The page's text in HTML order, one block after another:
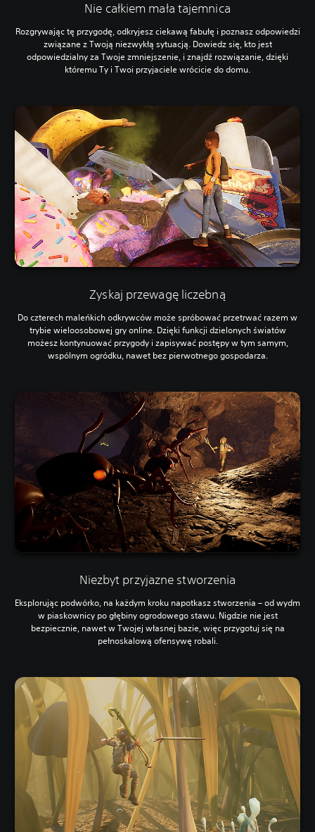
Nie całkiem mała tajemnica
Rozgrywając tę przygodę, odkryjesz ciekawą fabułę i poznasz odpowiedzi
związane z Twoją niezwykłą sytuacją. Dowiedz się, kto jest
odpowiedzialny za Twoje zmniejszenie, i znajdź rozwiązanie, dzięki
któremu Ty i Twoi przyjaciele wrócicie do domu.
Zyskaj przewagę liczebną
Do czterech maleńkich odkrywców może spróbować przetrwać razem w
trybie wieloosobowej gry online. Dzięki funkcji dzielonych światów
możesz kontynuować przygody i zapisywać postępy w tym samym,
wspólnym ogródku, nawet bez pierwotnego gospodarza.
Niezbyt przyjazne stworzenia
Eksplorując podwórko, na każdym kroku napotkasz stworzenia – od wydm
w piaskownicy po głębiny ogrodowego stawu. Nigdzie nie jest
bezpiecznie, nawet w Twojej własnej bazie, więc przygotuj się na
pełnoskalową ofensywę robali.